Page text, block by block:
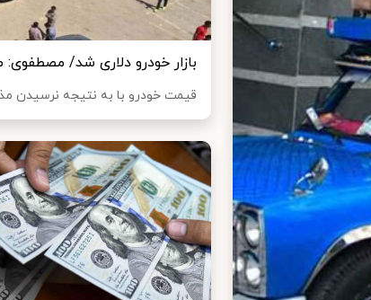
بازار خودرو دلاری شد/
قیمت خودرو با به نتیجه نرسیدن